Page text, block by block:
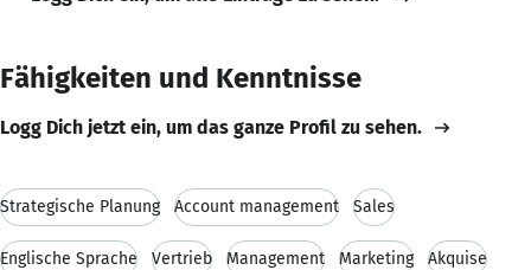
Fähigkeiten und Kenntnisse
Logg Dich jetzt ein, um das ganze Profil zu sehen.
Strategische Planung Account management Sales
Englische Sprache Vertrieb Management Marketing Akquise